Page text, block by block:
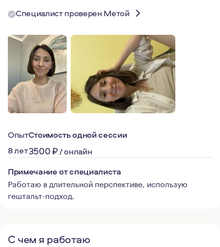
Специалист проверен Метой
Опыт
8 лет
Стоимость одной сессии
3500₽/онлайн
Примечание от специалиста
Работаю в длительной перспективе, использую
гештальт-подход.
С чем я работаю